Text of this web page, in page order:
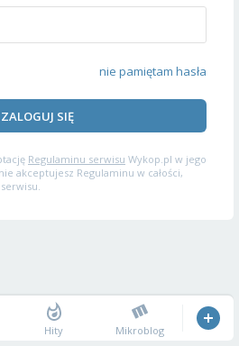
nie pamiętam hasła
ZALOGUJ SIĘ
Regulaminu serwisu Wykop.pl w jego
akceptujesz Regulaminu w całości,
Hity Mikroblog